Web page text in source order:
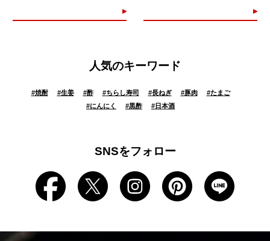
人気のキーワード
#焼酎 #生姜 #酢 #ちらし寿司 #長ねぎ #豚肉 #たまご
#にんにく #黒酢 # 日本酒
SNSをフォロー